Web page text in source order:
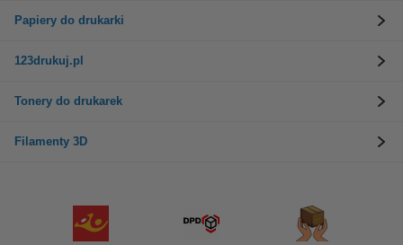
Papiery do drukarki
123drukuj.pl
Tonery do drukarek
Filamenty 3D